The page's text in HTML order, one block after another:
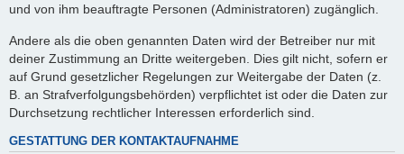
und von ihm beauftragte Personen (Administratoren) zugänglich.
Andere als die oben genannten Daten wird der Betreiber nur mit
deiner Zustimmung an Dritte weitergeben. Dies gilt nicht, sofern er
auf Grund gesetzlicher Regelungen zur Weitergabe der Daten (z.
B. an Strafverfolgungsbehörden) verpflichtet ist oder die Daten zur
Durchsetzung rechtlicher Interessen erforderlich sind.
GESTATTUNG DER KONTAKTAUFNAHME